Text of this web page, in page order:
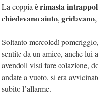
La coppia è rimasta
chiedevano aiuto,
Soltanto mercoledì
sentite da un amico, anche lui
avendoli visti fare colazione,
andate a vuoto, si era
subito l’allarme.